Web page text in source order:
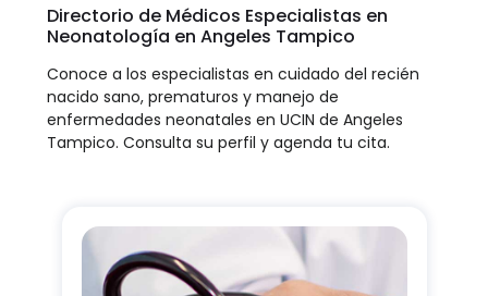
Directorio de Médicos Especialistas en
Neonatología en Angeles Tampico
Conoce a los especialistas en cuidado del recién
nacido sano, prematuros y manejo de
enfermedades neonatales en UCIN de Angeles
Tampico. Consulta su perfil y agenda tu cita.